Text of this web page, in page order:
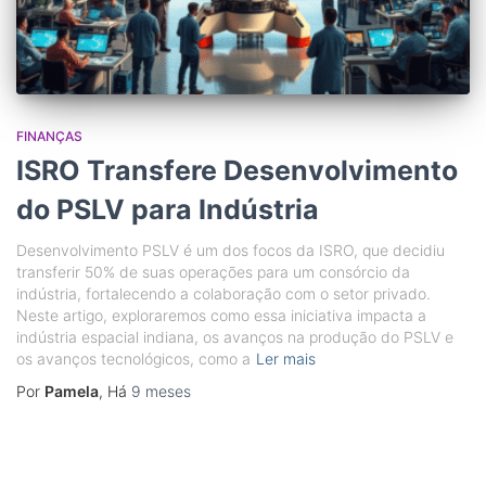
FINANÇAS
ISRO Transfere Desenvolvimento
do PSLV para Indústria
Desenvolvimento PSLV é um dos focos da ISRO, que decidiu
transferir 50% de suas operações para um consórcio da
indústria, fortalecendo a colaboração com o setor privado.
Neste artigo, exploraremos como essa iniciativa impacta a
indústria espacial indiana, os avanços na produção do PSLV e
os avanços tecnológicos, como a Ler mais
Por Pamela, Há 9 meses